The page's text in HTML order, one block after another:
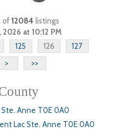
of12084 listings
2026 at 10:12 PM
125 126
127
> >>
Anne T0E 0A0
Lac Ste. Anne T0E 0A0